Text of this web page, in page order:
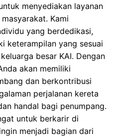
menyediakan layanan
Kami
yang berdedikasi,
keterampilan yang sesuai
besar KAI. Dengan
akan memiliki
dan berkontribusi
perjalanan kereta
handal bagi penumpang.
untuk berkarir di
menjadi bagian dari